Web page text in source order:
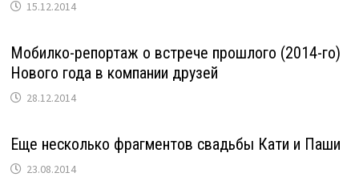
15.12.2014
Мобилко-репортаж о встрече прошлого (2014-го)
Нового года в компании друзей
28.12.2014
Еще несколько фрагментов свадьбы Кати и Паши
23.08.2014